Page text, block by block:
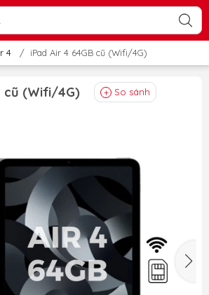
4 / iPad Air 4 64GB cũ (Wifi/4G)
cũ (Wifi/4G) So sánh